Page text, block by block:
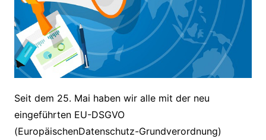
Seit dem 25. Mai haben wir alle mit der neu
eingeführten EU-DSGVO
(EuropäischenDatenschutz-Grundverordnung)